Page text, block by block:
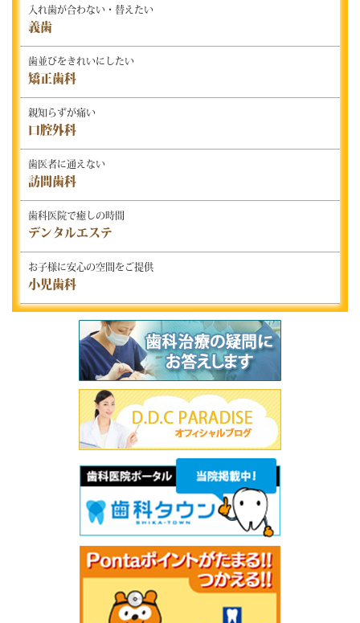
入れ歯が合わない・替えたい
義歯
歯並びをきれいにしたい
矯正歯科
親知らずが痛い
口腔外科
歯医者に通えない
訪問歯科
歯科医院で癒しの時間
デンタルエステ
お子様に安心の空間をご提供
小児歯科